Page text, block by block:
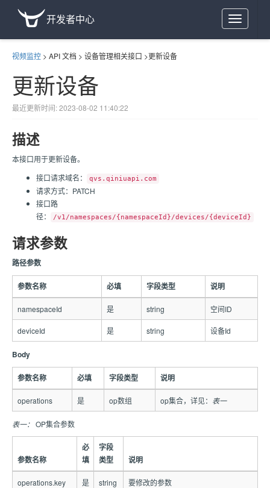
Toggle
navigation
开发者中心
视频监控 > API 文档 > 设备管理相关接口 >更新设备
更新设备
最近更新时间: 2023-08-02 11:40:22
描述
本接口用于更新设备。
接口请求域名：
qvs.qiniuapi.com
请求方式：PATCH
接口路
径：
/v1/namespaces/{namespaceId}/devices/{deviceId}
请求参数
路径参数
参数名称 必填 字段类型 说明
namespaceId 是 string 空间ID
deviceId 是 string 设备Id
Body
参数名称 必填 字段类型 说明
operations 是 op数组 op集合，详见： 表一
表一： OP集合参数
参数名称
必
填
字段
类型
说明
operations.key 是 string 要修改的参数